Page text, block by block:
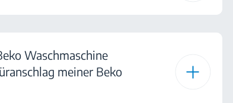
Waschmaschine
meiner Beko